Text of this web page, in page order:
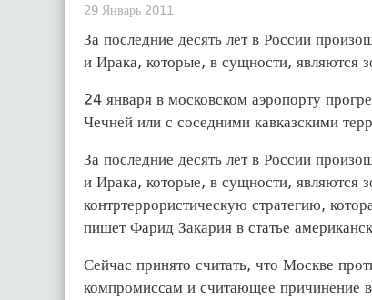
29 Январь 2011
За последние десять лет в России
и Ирака, которые, в сущности, являются
24 января в московском аэропорту
Чечней или с соседними кавказскими
За последние десять лет в России
и Ирака, которые, в сущности, являются
контртеррористическую стратегию,
пишет Фарид Закария в статье
Сейчас принято считать, что Москве
компромиссам и считающее причинение